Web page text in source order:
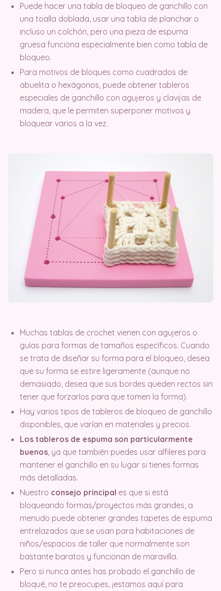
Puede hacer una tabla de bloqueo de ganchillo con
una toalla doblada, usar una tabla de planchar o
incluso un colchón, pero una pieza de espuma
gruesa funciona especialmente bien como tabla de
bloqueo.
Para motivos de bloques como cuadrados de
abuelita o hexágonos, puede obtener tableros
especiales de ganchillo con agujeros y clavijas de
madera, que le permiten superponer motivos y
bloquear varios a la vez.
Muchas tablas de crochet vienen con agujeros o
guías para formas de tamaños específicos. Cuando
se trata de diseñar su forma para el bloqueo, desea
que su forma se estire ligeramente (aunque no
demasiado, desea que sus bordes queden rectos sin
tener que forzarlos para que tomen la forma).
Hay varios tipos de tableros de bloqueo de ganchillo
disponibles, que varían en materiales y precios.
Los tableros de espuma son particularmente
buenos, ya que también puedes usar alfileres para
mantener el ganchillo en su lugar si tienes formas
más detalladas.
Nuestro consejo principal es que si está
bloqueando formas/proyectos más grandes, a
menudo puede obtener grandes tapetes de espuma
entrelazados que se usan para habitaciones de
niños/espacios de taller que normalmente son
bastante baratos y funcionan de maravilla.
Pero si nunca antes has probado el ganchillo de
bloqué, no te preocupes, ¡estamos aquí para